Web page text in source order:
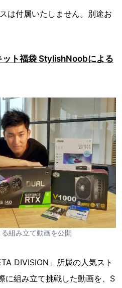
は付属いたしません。別途お
ット福袋 StylishNoobによる
組み立て動画を公開
DIVISION」所属の人気スト
に組み立て挑戦した動画を、S